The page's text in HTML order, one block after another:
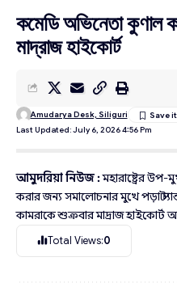
কমেডি অভিনেতা কুণাল
মাদ্রাজ হাইকোর্ট
Last Updated: July 6, 2026 4:56 Pm
Amudarya Desk, Siliguri
আমুদরিয়া নিউজ :মহারাষ্ট্রের উপ-
করার জন্য সমালোচনার মুখে পড়া
কামরাকে শুক্রবার মাদ্রাজ হাইকোর্ট
Total Views:0